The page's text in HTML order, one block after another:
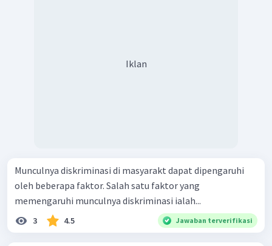
Iklan
Munculnya diskriminasi di masyarakt dapat dipengaruhi
oleh beberapa faktor. Salah satu faktor yang
memengaruhi munculnya diskriminasi ialah...
3 4.5 Jawaban terverifikasi